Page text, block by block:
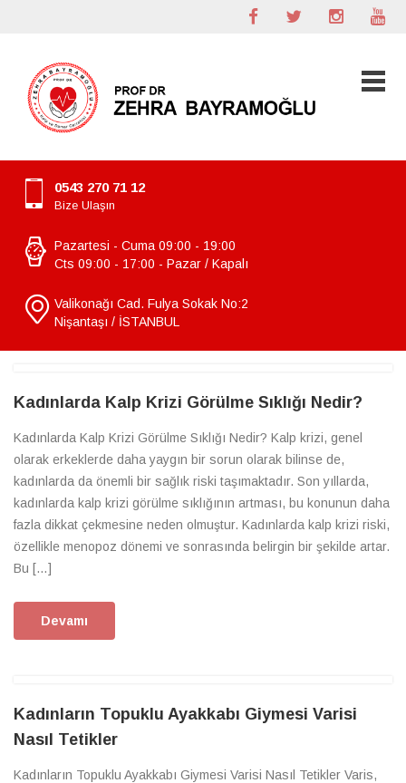
0543 270 71 12
Bize Ulaşın
Pazartesi - Cuma 09:00 - 19:00
Cts 09:00 - 17:00 - Pazar / Kapalı
Valikonağı Cad. Fulya Sokak No:2
Nişantaşı / İSTANBUL
Kadınlarda Kalp Krizi Görülme Sıklığı Nedir?
Kadınlarda Kalp Krizi Görülme Sıklığı Nedir? Kalp krizi, genel
olarak erkeklerde daha yaygın bir sorun olarak bilinse de,
kadınlarda da önemli bir sağlık riski taşımaktadır. Son yıllarda,
kadınlarda kalp krizi görülme sıklığının artması, bu konunun daha
fazla dikkat çekmesine neden olmuştur. Kadınlarda kalp krizi riski,
özellikle menopoz dönemi ve sonrasında belirgin bir şekilde artar.
Bu […]
Devamı
Kadınların Topuklu Ayakkabı Giymesi Varisi
Nasıl Tetikler
Kadınların Topuklu Ayakkabı Giymesi Varisi Nasıl Tetikler Varis,